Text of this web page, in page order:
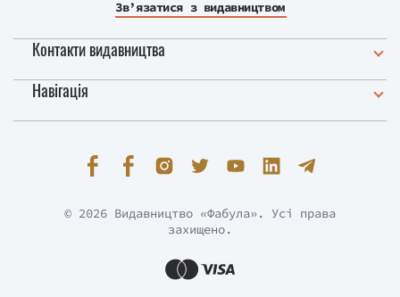
Зв’язатися з видавництвом
Контакти видавництва
Навігація
© 2026 Видавництво «Фабула». Усі права
захищено.